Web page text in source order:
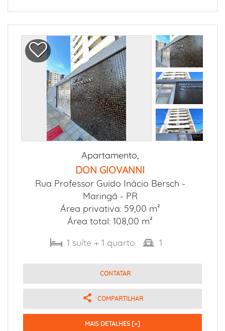
Apartamento,
DON GIOVANNI
Rua Professor Guido Inácio Bersch -
Maringá - PR
Área privativa: 59,00 m²
Área total: 108,00 m²
1 suíte + 1 quarto 1
CONTATAR
COMPARTILHAR
MAIS DETALHES [+]